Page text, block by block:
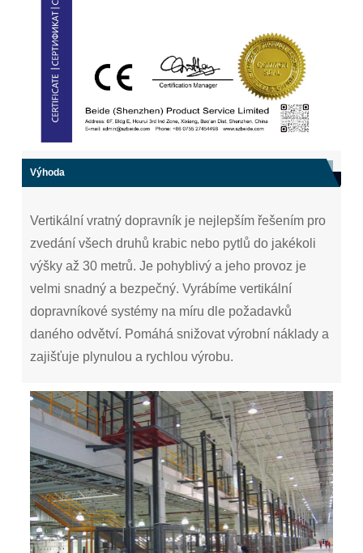
Výhoda
Vertikální vratný dopravník je nejlepším řešením pro
zvedání všech druhů krabic nebo pytlů do jakékoli
výšky až 30 metrů. Je pohyblivý a jeho provoz je
velmi snadný a bezpečný. Vyrábíme vertikální
dopravníkové systémy na míru dle požadavků
daného odvětví. Pomáhá snižovat výrobní náklady a
zajišťuje plynulou a rychlou výrobu.